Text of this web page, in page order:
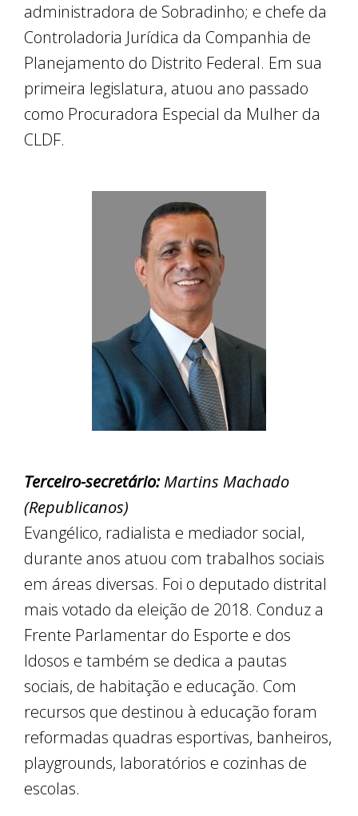
administradora de Sobradinho; e chefe da
Controladoria Jurídica da Companhia de
Planejamento do Distrito Federal. Em sua
primeira legislatura, atuou ano passado
como Procuradora Especial da Mulher da
CLDF.
Terceiro-secretário:Martins Machado
(Republicanos)
Evangélico, radialista e mediador social,
durante anos atuou com trabalhos sociais
em áreas diversas. Foi o deputado distrital
mais votado da eleição de 2018. Conduz a
Frente Parlamentar do Esporte e dos
Idosos e também se dedica a pautas
sociais, de habitação e educação. Com
recursos que destinou à educação foram
reformadas quadras esportivas, banheiros,
playgrounds, laboratórios e cozinhas de
escolas.